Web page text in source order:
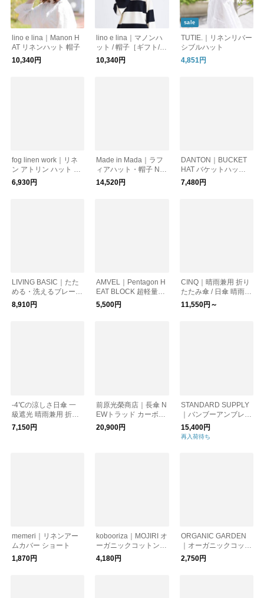
lino e lina｜Manon H
AT リネンハット 帽子
10,340円
lino e lina｜マノンハ
ット / 帽子［ギフト/贈
り物/UVケア/紫外線対
策］
10,340円
sale
TUTIE.｜リネンリバー
シブルハット
4,851円
fog linen work｜リネ
ン アトリン ハット U
V 紫外線対策
6,930円
Made in Mada｜ラフ
ィアハット・帽子 NE
W GASTON
14,520円
DANTON｜BUCKET
HAT バケットハット
(DT-H0047PES)
7,480円
LIVING BASIC｜たた
める・洗えるブレード
クロッシェ 帽子 母の
日
8,910円
AMVEL｜Pentagon H
EAT BLOCK 超軽量の
晴雨兼用傘 日傘 折り
たたみ傘 レイングッ
5,500円
CINQ｜晴雨兼用 折り
たたみ傘 / 日傘 晴雨兼
用傘［UVケア/紫外線
対策/母の日］
11,550円～
-4℃の涼しさ日傘 一
級遮光 晴雨兼用 折り
畳み傘 サマーシール
ド(R) ／kiten.lab キテ
7,150円
前原光榮商店｜長傘 N
EWトラッド カーボン
16本骨 55cm
20,900円
STANDARD SUPPLY
｜バンブーアンブレラ
"RAINY" BAMBOO U
MBRELLA スタンダー
ドサプライ プレゼン
15,400円
再入荷待ち
memeri｜リネンアー
ムカバー ショート
1,870円
kobooriza｜MOJIRI オ
ーガニックコットン
アームカバー
4,180円
ORGANIC GARDEN
｜オーガニックコット
ン100％の指付きアー
ムカバー【UV・紫外
2,750円